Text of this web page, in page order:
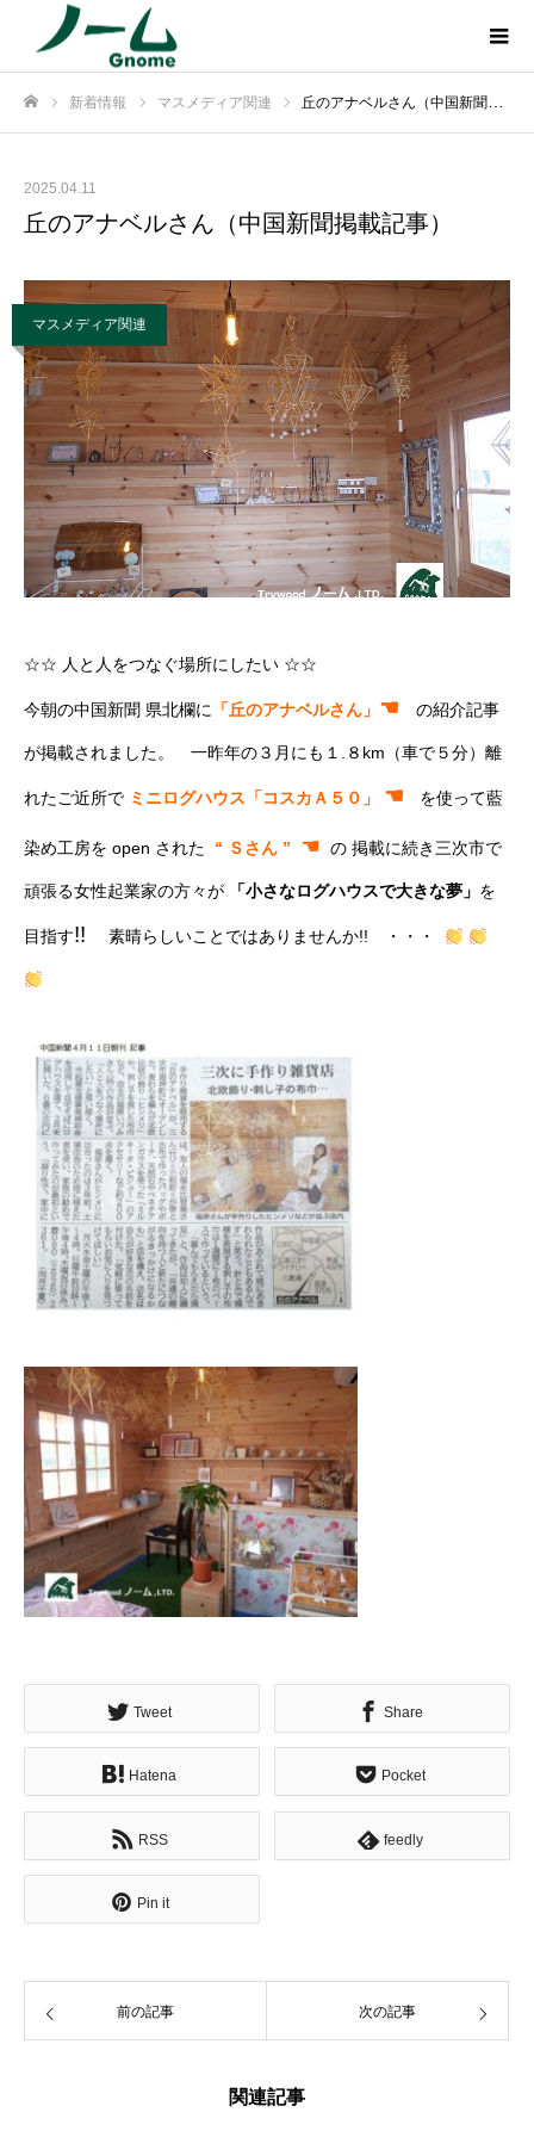
新着情報 マスメディア関連 丘のアナベルさん（中国新聞掲載記事）
2025.04.11
丘のアナベルさん（中国新聞掲載記事）
マスメディア関連
☆☆ 人と人をつなぐ場所にしたい ☆☆
今朝の中国新聞 県北欄に 「丘のアナベルさん」 ☚ の紹介記事
が掲載されました。 一昨年の３月にも１.８km（車で５分）離
れたご近所で ミニログハウス 「コスカＡ５０」 ☚ を使って藍
染め工房を open された “ Ｓさん ” ☚ の 掲載に続き三次市で
頑張る女性起業家の方々が 「小さなログハウスで大きな夢」 を
目指す!! 素晴らしいことではありませんか!! ・・・
Tweet Share
Hatena Pocket
RSS feedly
Pin it
前の記事 次の記事
関連記事